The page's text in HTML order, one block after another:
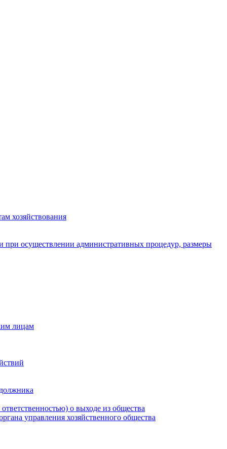
хозяйствования
осуществлении административных процедур, размеры
лицам
о выходе из общества
управления хозяйственного общества